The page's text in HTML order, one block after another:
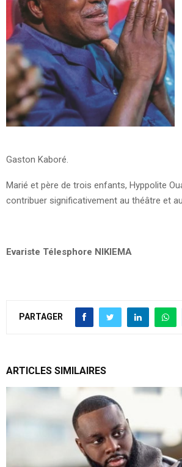
Gaston Kaboré.
Marié et père de trois enfants, Hyppolite
contribuer significativement au théâtre et
Evariste Télesphore NIKIEMA
PARTAGER
ARTICLES SIMILAIRES